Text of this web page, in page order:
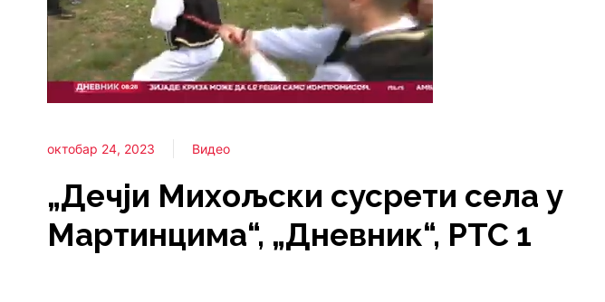
октобар 24, 2023 Видео
„Дечји Михољски сусрети села у
Мартинцима“, „Дневник“, РТС 1